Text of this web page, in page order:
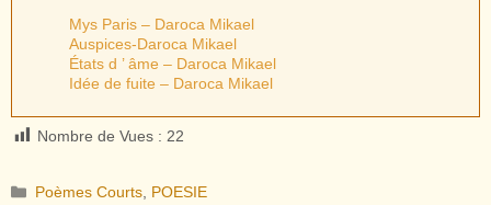
Mys Paris – Daroca Mikael
Auspices-Daroca Mikael
États d ’ âme – Daroca Mikael
Idée de fuite – Daroca Mikael
Nombre de Vues : 22
Catégories
Poèmes Courts POESIE